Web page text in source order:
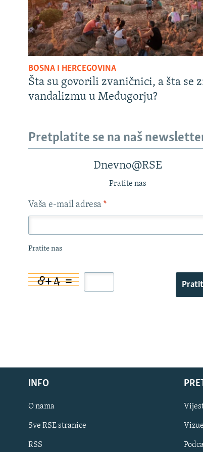
BOSNA I HERCEGOVINA
Šta su govorili zvaničnici, a šta se
vandalizmu u Međugorju?
Pretplatite se na naš
Dnevno@RSE
Pratite nas
Vaša e-mail adresa *
Pratite nas
INFO
O nama
Sve RSE stranice
RSS